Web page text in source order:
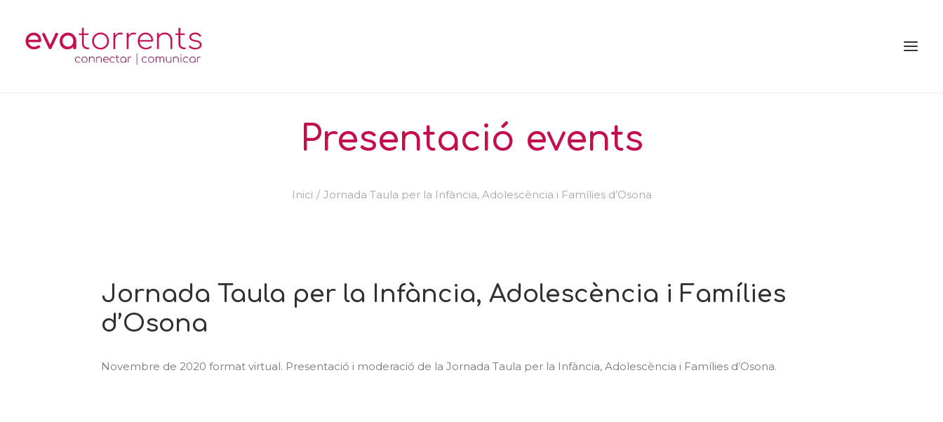
Presentació events
Inici Jornada Taula per la Infància, Adolescència i Famílies d’Osona
Jornada Taula per la Infància, Adolescència i Famílies
d’Osona
Novembre de 2020 format virtual. Presentació i moderació de la Jornada Taula per la Infància, Adolescència i Famílies d’Osona.